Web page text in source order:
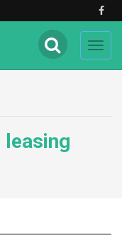
leasing